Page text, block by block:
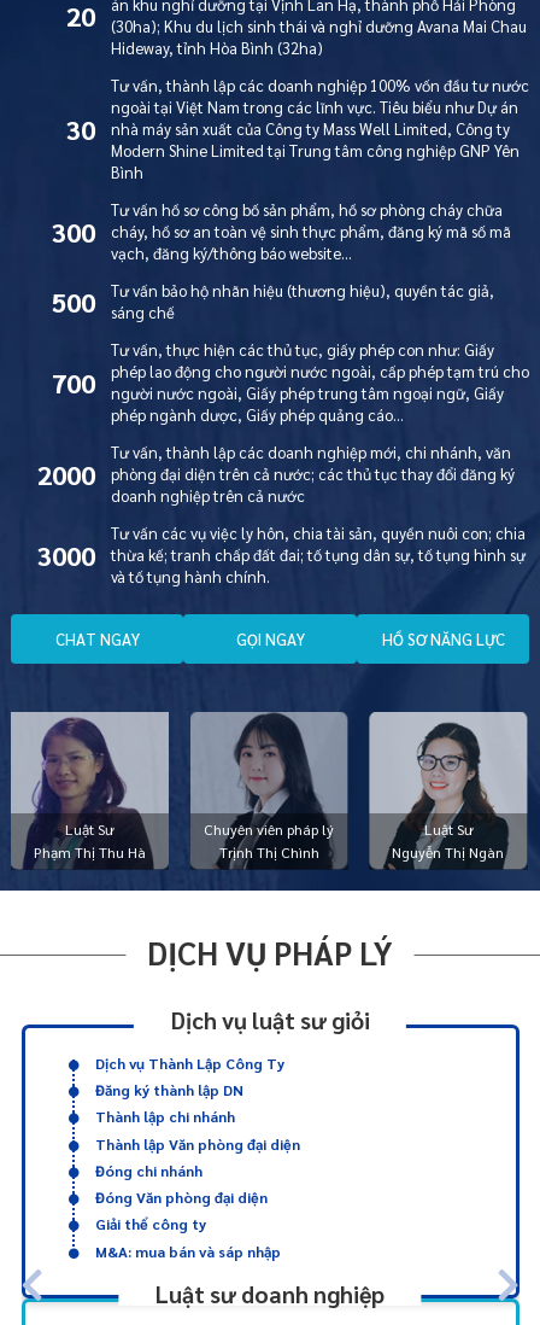
Luật Sư
Phạm Thị Thu Hà
Chuyên viên pháp lý
Trịnh Thị Chình
Luật Sư
Nguyễn Thị Ngàn
20
(30ha); Khu du lịch sinh thái và nghỉ dưỡng Avana Mai Chau
Hideway, tỉnh Hòa Bình (32ha)
30
Tư vấn, thành lập các doanh nghiệp 100% vốn đầu tư nước
ngoài tại Việt Nam trong các lĩnh vực. Tiêu biểu như Dự án
nhà máy sản xuất của Công ty Mass Well Limited, Công ty
Modern Shine Limited tại Trung tâm công nghiệp GNP Yên
Bình
300
Tư vấn hồ sơ công bố sản phẩm, hồ sơ phòng cháy chữa
cháy, hồ sơ an toàn vệ sinh thực phẩm, đăng ký mã số mã
vạch, đăng ký/thông báo website…
500
Tư vấn bảo hộ nhãn hiệu (thương hiệu), quyền tác giả,
sáng chế
700
Tư vấn, thực hiện các thủ tục, giấy phép con như: Giấy
phép lao động cho người nước ngoài, cấp phép tạm trú cho
người nước ngoài, Giấy phép trung tâm ngoại ngữ, Giấy
phép ngành dược, Giấy phép quảng cáo…
2000
Tư vấn, thành lập các doanh nghiệp mới, chi nhánh, văn
phòng đại diện trên cả nước; các thủ tục thay đổi đăng ký
doanh nghiệp trên cả nước
3000
Tư vấn các vụ việc ly hôn, chia tài sản, quyền nuôi con; chia
thừa kế; tranh chấp đất đai; tố tụng dân sự, tố tụng hình sự
và tố tụng hành chính.
CHAT NGAY GỌI NGAY HỒ SƠ NĂNG LỰC
DỊCH VỤ PHÁP LÝ
Dịch vụ luật sư giỏi
Dịch vụ Thành Lập Công Ty
Đăng ký thành lập DN
Thành lập chi nhánh
Thành lập Văn phòng đại diện
Đóng chi nhánh
Đóng Văn phòng đại diện
Giải thể công ty
M&A: mua bán và sáp nhập
Luật sư doanh nghiệp